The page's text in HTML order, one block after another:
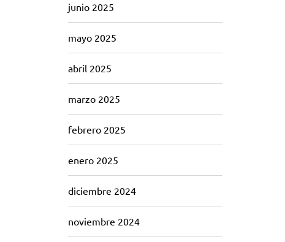
junio 2025
mayo 2025
abril 2025
marzo 2025
febrero 2025
enero 2025
diciembre 2024
noviembre 2024